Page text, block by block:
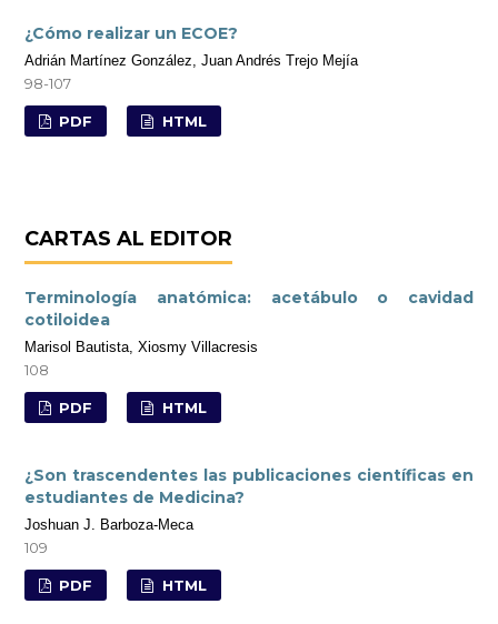
¿Cómo realizar un ECOE?
Adrián Martínez González, Juan Andrés Trejo Mejía
98-107
PDF HTML
CARTAS AL EDITOR
Terminología anatómica: acetábulo o cavidad
cotiloidea
Marisol Bautista, Xiosmy Villacresis
108
PDF HTML
¿Son trascendentes las publicaciones científicas en
estudiantes de Medicina?
Joshuan J. Barboza-Meca
109
PDF HTML